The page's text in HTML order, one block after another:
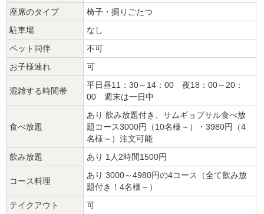
座席のタイプ
椅子・掘りごたつ
駐車場
なし
ペット同伴
不可
お子様連れ
可
混雑する時間帯
平日昼11：30～14：00 夜18：00～20：
00 週末は一日中
食べ放題
あり 飲み放題付き、サムギョプサル食べ放
題コース3000円（10名様～）・3980円（4
名様～）注文可能
飲み放題
あり 1人2時間1500円
コース料理
あり 3000～4980円の4コース（全て飲み放
題付き！4名様～）
テイクアウト
可